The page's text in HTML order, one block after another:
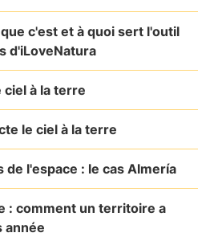
c'est et à quoi sert l'outil
d'iLoveNatura
ciel à la terre
le ciel à la terre
de l'espace : le cas Almería
: comment un territoire a
année